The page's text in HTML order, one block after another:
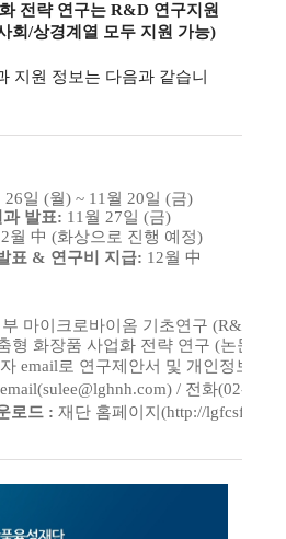
전략 연구는 R&D 연구지원
회/상경계열 모두 지원 가능)
지원 정보는 다음과 같습니
26일 (월) ~ 11월 20일 (금)
발표: 11월 27일 (금)
월 中 (화상으로 진행 예정)
표 & 연구비 지급: 12월 中
부 마이크로바이옴 기초연구 (R&D 연
사업화 전략 연구 (논문, 보고
email로 연구제안서 및 개인정보 수
email(sulee@lghnh.com) / 전화(02-
로드 : 재단 홈페이지(http://